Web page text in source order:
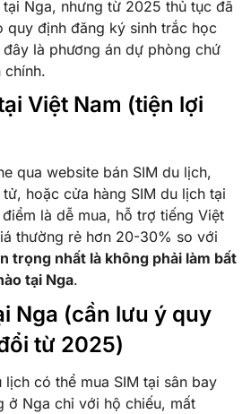
Nga, nhưng từ 2025 thủ tục đã
quy định đăng ký sinh trắc học
là phương án dự phòng chứ
chính.
Việt Nam (tiện lợi
qua website bán SIM du lịch,
hoặc cửa hàng SIM du lịch tại
là dễ mua, hỗ trợ tiếng Việt
thường rẻ hơn 20-30% so với
trọng nhất là không phải làm bất
tại Nga.
Nga (cần lưu ý quy
từ 2025)
có thể mua SIM tại sân bay
ở Nga chỉ với hộ chiếu, mất